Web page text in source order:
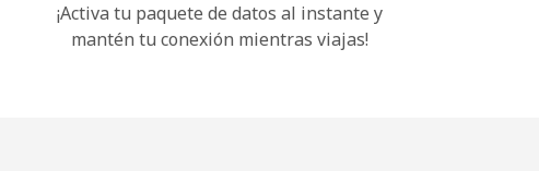
¡Activa tu paquete de datos al instante y
mantén tu conexión mientras viajas!